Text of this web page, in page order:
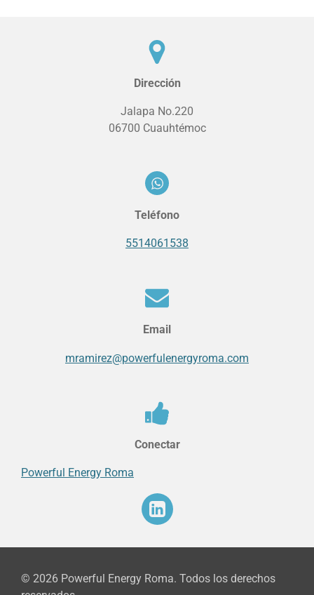
Dirección
Jalapa No.220
06700 Cuauhtémoc
Teléfono
5514061538
Email
mramirez@powerfulenergyroma.com
Conectar
Powerful Energy Roma
© 2026 Powerful Energy Roma. Todos los derechos